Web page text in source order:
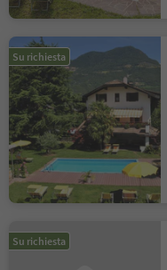
Su richiesta
Su richiesta